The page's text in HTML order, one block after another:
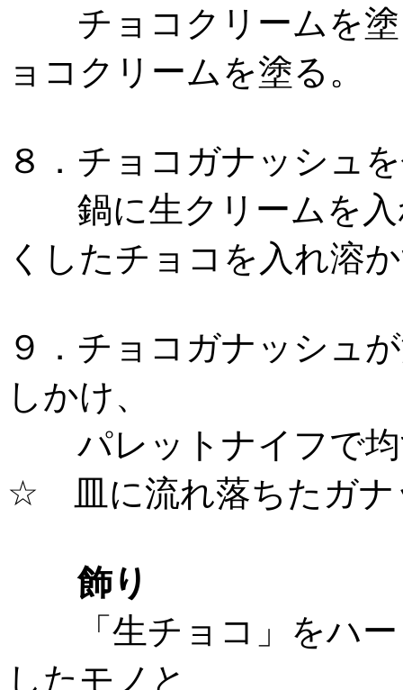
チョコクリームを塗
ョコクリームを塗
８．チョコガナッシュ
鍋に生クリームを入
くしたチョコを入れ溶
９．チョコガナッシュ
しかけ、
パレットナイフで均
☆ 皿に流れ落ちたガナ
飾り
「生チョコ」をハー
したモノと